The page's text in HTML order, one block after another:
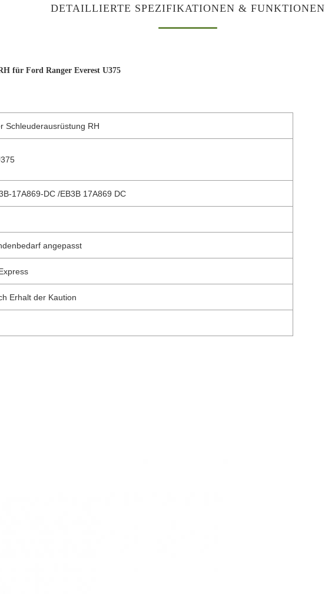
DETAILLIERTE SPEZIFIKATIONEN & FUNKTIONEN
für Ford Ranger Everest U375
Schleuderausrüstung RH
17A869-DC /EB3B 17A869 DC
angepasst
Erhalt der Kaution